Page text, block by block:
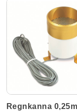
Regnkanna